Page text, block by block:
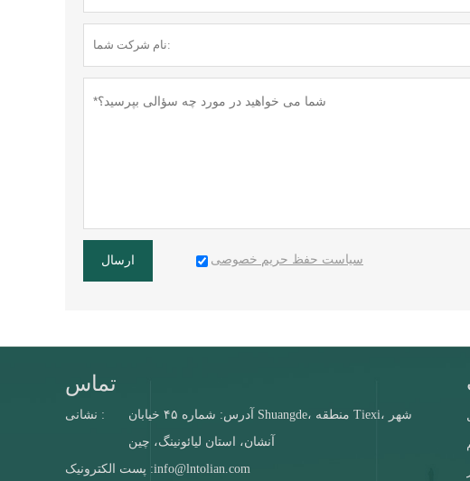
ارسال سیاست حفظ حریم خصوصی
تماس
نشانی :
آدرس: شماره ۴۵ خیابان Shuangde، منطقه Tiexi، شهر
آنشان، استان لیائونینگ، چین
پست الکترونیک :info@lntolian.com